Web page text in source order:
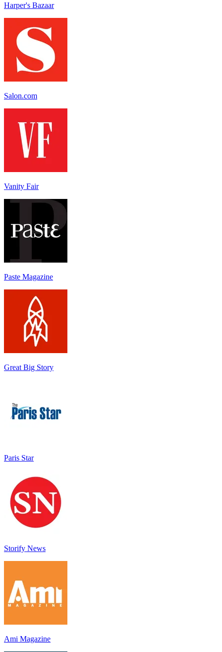
Harper's Bazaar
Salon.com
Vanity Fair
Paste Magazine
Great Big Story
Paris Star
Storify News
Ami Magazine